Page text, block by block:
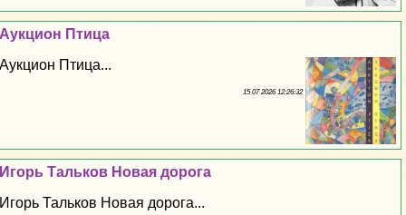
Аукцион Птица
Аукцион Птица...
15 07 2026 12:26:32
Игорь Тальков Новая дорога
Игорь Тальков Новая дорога...